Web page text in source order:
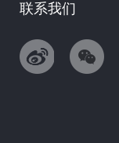
联系我们